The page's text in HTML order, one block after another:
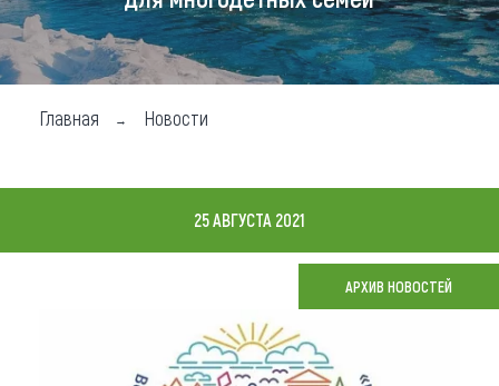
Где побывать
Чем заняться
Где остановиться
Что привезти (сувениры)
О регионе
Главная Новости
25 АВГУСТА 2021
АРХИВ НОВОСТЕЙ